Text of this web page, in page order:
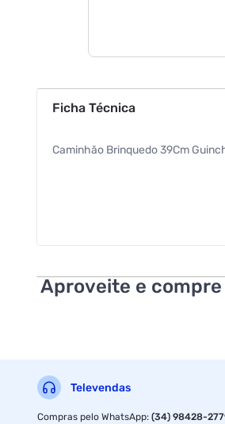
Ficha Técnica
Caminhão Brinquedo 39Cm
Aproveite e
Televendas
Compras pelo WhatsApp:(34) 98428-